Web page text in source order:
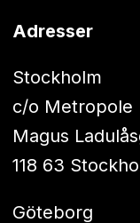
Adresser
Stockholm
c/o Metropole
Magus
118 63
Göteborg